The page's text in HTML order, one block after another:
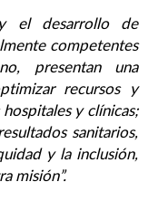
el desarrollo de
competentes
presentan una
recursos y
y clínicas;
sanitarios,
y la inclusión,
misión”.